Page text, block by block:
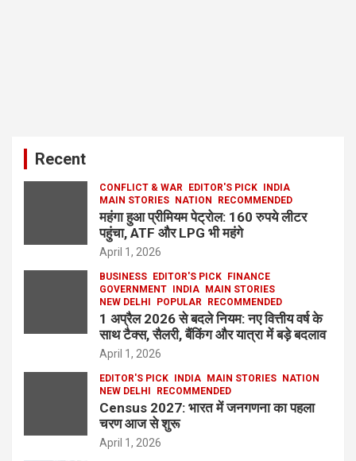
Recent
CONFLICT & WAR EDITOR'S PICK
INDIA
MAIN STORIES
NATION RECOMMENDED
महंगा हुआ प्रीमियम पेट्रोल: 160 रुपये लीटर
पहुंचा, ATF और LPG भी महंगे
April 1, 2026
BUSINESS EDITOR'S PICK
FINANCE
GOVERNMENT
INDIA
MAIN STORIES
NEW DELHI
POPULAR RECOMMENDED
1 अप्रैल 2026 से बदले नियम: नए वित्तीय वर्ष के
साथ टैक्स, सैलरी, बैंकिंग और यात्रा में बड़े बदलाव
April 1, 2026
EDITOR'S PICK INDIA MAIN STORIES
NATION
NEW DELHI
RECOMMENDED
Census 2027: भारत में जनगणना का पहला
चरण आज से शुरू
April 1, 2026